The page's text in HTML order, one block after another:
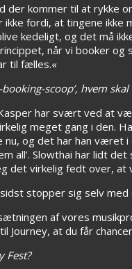
der kommer til at rykke
fordi, at tingene
kedeligt, og det må
når vi booker
til fælles.«
scoop’, hvem
har svært ved at
meget gang i den.
og det har han været i
all’. Slowthai har lidt
det virkelig fedt over, at
stopper sig selv med
af vores
Journey, at du får
Fest?